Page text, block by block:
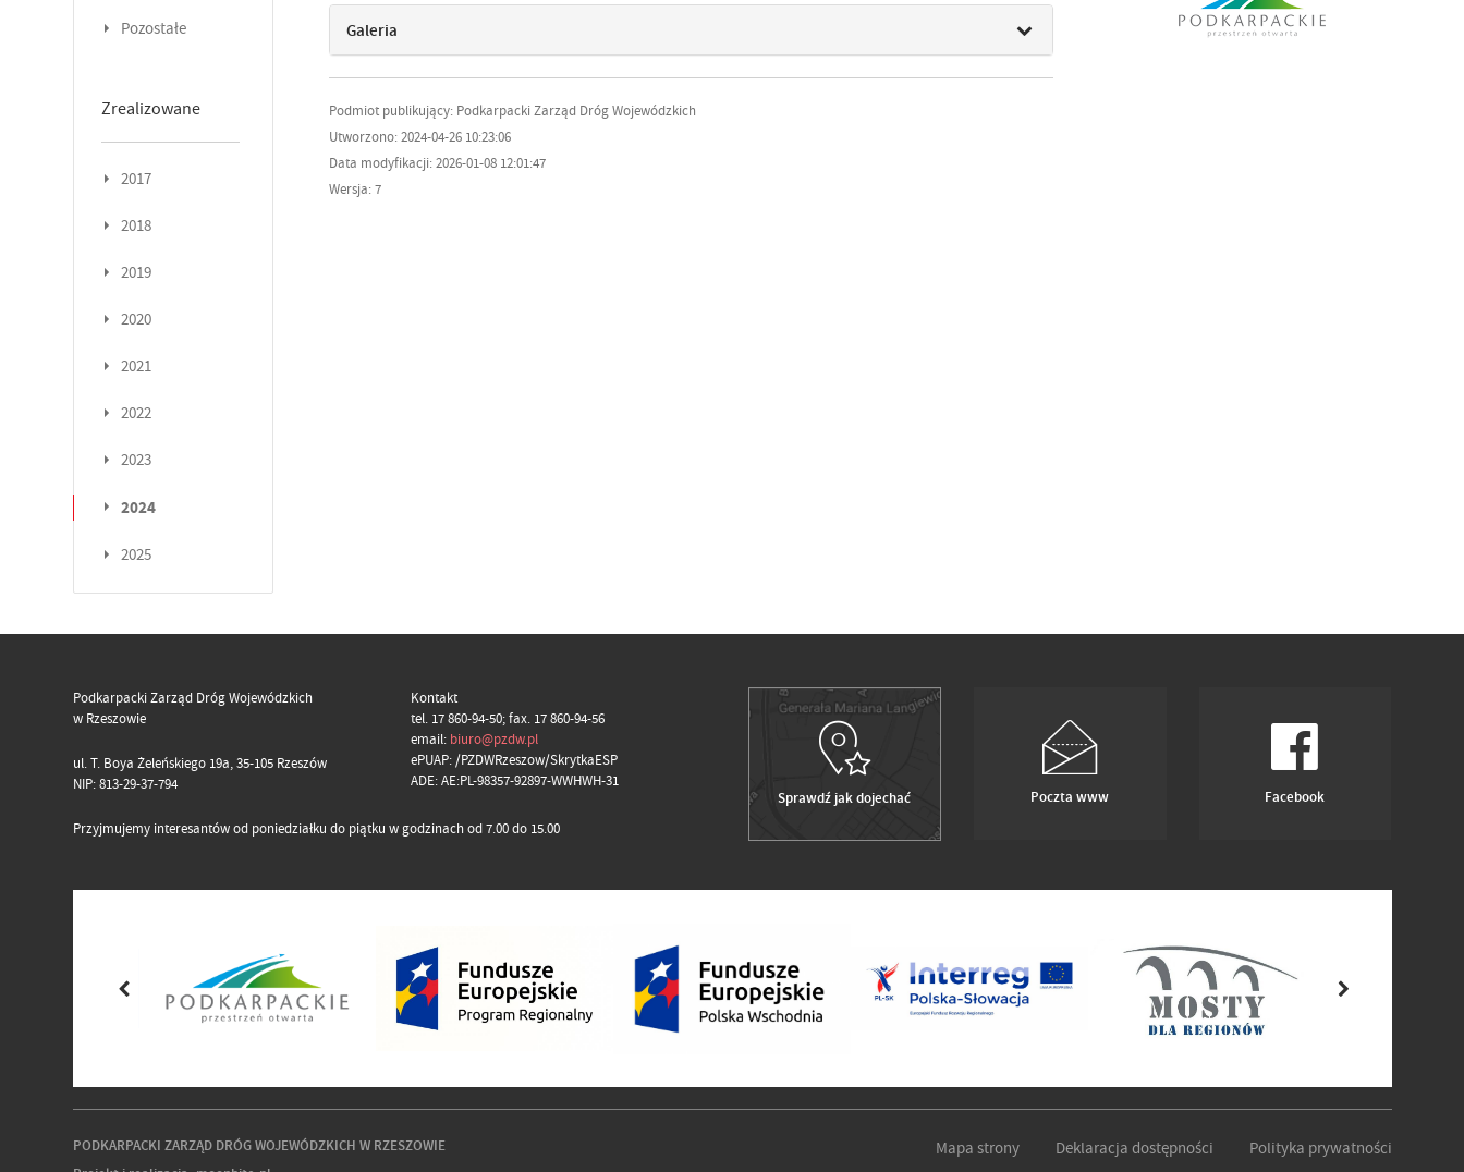
Pozostałe
Zrealizowane
2017
2018
2019
2020
2021
2022
2023
2024
2025
Galeria
Podmiot publikujący: Podkarpacki Zarząd Dróg Wojewódzkich
Utworzono: 2024-04-26 10:23:06
Data modyfikacji: 2026-01-08 12:01:47
Wersja: 7
Podkarpacki Zarząd Dróg Wojewódzkich
w Rzeszowie
ul. T. Boya Żeleńskiego 19a, 35-105 Rzeszów
NIP: 813-29-37-794
Kontakt
tel. 17 860-94-50; fax. 17 860-94-56
email: biuro@pzdw.pl
ePUAP: /PZDWRzeszow/SkrytkaESP
ADE: AE:PL-98357-92897-WWHWH-31
Przyjmujemy interesantów od poniedziałku do piątku w godzinach od 7.00 do 15.00
Sprawdź jak dojechać Poczta www Facebook
PODKARPACKI ZARZĄD DRÓG WOJEWÓDZKICH W RZESZOWIE
Mapa strony Deklaracja dostępności Polityka prywatności